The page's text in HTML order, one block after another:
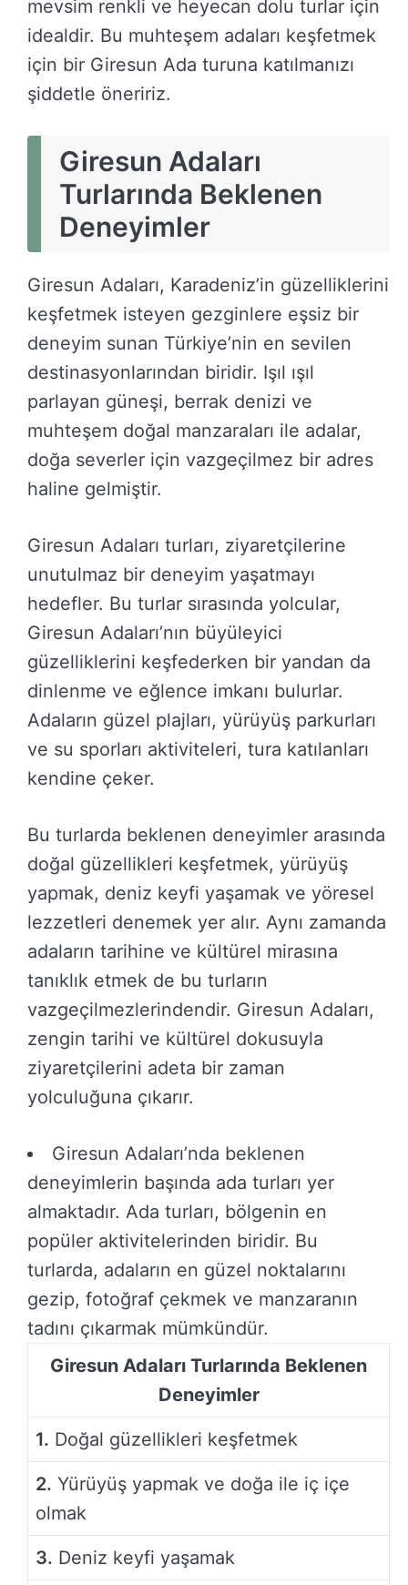
mevsim renkli ve heyecan dolu turlar için
idealdir. Bu muhteşem adaları keşfetmek
için bir Giresun Ada turuna katılmanızı
şiddetle öneririz.
Giresun Adaları
Turlarında Beklenen
Deneyimler
Giresun Adaları, Karadeniz’in güzelliklerini
keşfetmek isteyen gezginlere eşsiz bir
deneyim sunan Türkiye’nin en sevilen
destinasyonlarından biridir. Işıl ışıl
parlayan güneşi, berrak denizi ve
muhteşem doğal manzaraları ile adalar,
doğa severler için vazgeçilmez bir adres
haline gelmiştir.
Giresun Adaları turları, ziyaretçilerine
unutulmaz bir deneyim yaşatmayı
hedefler. Bu turlar sırasında yolcular,
Giresun Adaları’nın büyüleyici
güzelliklerini keşfederken bir yandan da
dinlenme ve eğlence imkanı bulurlar.
Adaların güzel plajları, yürüyüş parkurları
ve su sporları aktiviteleri, tura katılanları
kendine çeker.
Bu turlarda beklenen deneyimler arasında
doğal güzellikleri keşfetmek, yürüyüş
yapmak, deniz keyfi yaşamak ve yöresel
lezzetleri denemek yer alır. Aynı zamanda
adaların tarihine ve kültürel mirasına
tanıklık etmek de bu turların
vazgeçilmezlerindendir. Giresun Adaları,
zengin tarihi ve kültürel dokusuyla
ziyaretçilerini adeta bir zaman
yolculuğuna çıkarır.
Giresun Adaları’nda beklenen
deneyimlerin başında ada turları yer
almaktadır. Ada turları, bölgenin en
popüler aktivitelerinden biridir. Bu
turlarda, adaların en güzel noktalarını
gezip, fotoğraf çekmek ve manzaranın
tadını çıkarmak mümkündür.
Giresun Adaları Turlarında Beklenen
Deneyimler
1. Doğal güzellikleri keşfetmek
2. Yürüyüş yapmak ve doğa ile iç içe
olmak
3. Deniz keyfi yaşamak